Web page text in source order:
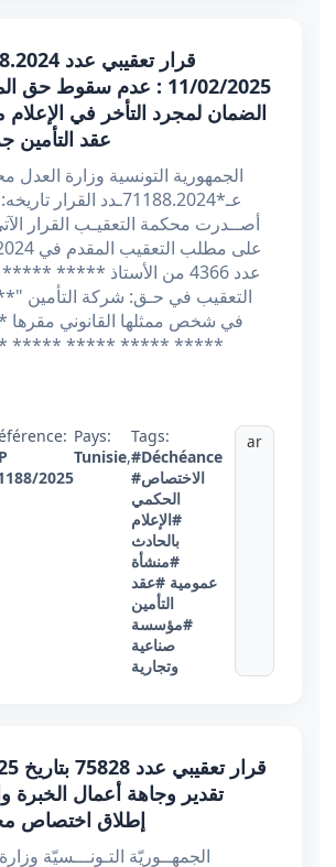
11/02/2025 : عدم سقوط
الضمان لمجرد التأخر في
عقد التأمين
الجمهورية التونسية وزارة العدل
أصــدرت محكمة التعقيـب القرار
عدد 4366 من الأستاذ *****
التعقيب في حـق: شركة
في شخص ممثلها القانوني
***** ***** ***** *****
2025
Pays:
Tunisie,
Tags:
#Déchéance
#الاختصاص
الحكمي
#الإعلام
بالحادث
#منشأة
عمومية #عقد
التأمين
#مؤسسة
صناعية
وتجارية
ar
تقدير وجاهة أعمال الخبرة
إطلاق اختصاص
الجمهــوريّة التـونـــسيّة وزارة